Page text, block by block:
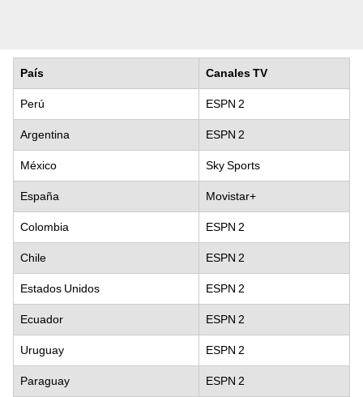
País Canales TV
Perú ESPN 2
Argentina ESPN 2
México Sky Sports
España Movistar+
Colombia ESPN 2
Chile ESPN 2
Estados Unidos ESPN 2
Ecuador ESPN 2
Uruguay ESPN 2
Paraguay ESPN 2